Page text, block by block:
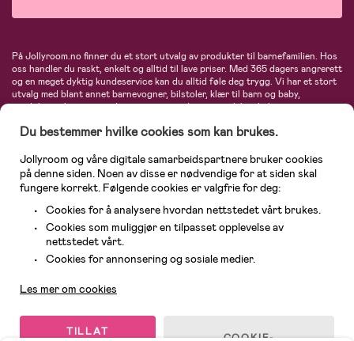
På Jollyroom.no finner du et stort utvalg av produkter til barnefamilien. Hos
oss handler du raskt, enkelt og alltid til lave priser. Med 365 dagers angrerett
og en meget dyktig kundeservice kan du alltid føle deg trygg. Vi har et stort
utvalg med blant annet barnevogner, bilstoler, klær til barn og baby,
produkter til mor, mengder av inspirerende interiør, leker, babyustyr og mye
Maxi-Cosi, Baby Jogger, BabyBjörn, Didriksons, KidKraft, Ergobaby, Philips
største nettbutikk for barn og baby!
Du bestemmer hvilke cookies som kan brukes.
Jollyroom og våre digitale samarbeidspartnere bruker cookies
på denne siden. Noen av disse er nødvendige for at siden skal
fungere korrekt. Følgende cookies er valgfrie for deg:
Cookies for å analysere hvordan nettstedet vårt brukes.
Cookies som muliggjør en tilpasset opplevelse av
nettstedet vårt.
Cookies for annonsering og sosiale medier.
Les mer om cookies
TILLAT
COOKIE-